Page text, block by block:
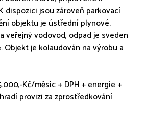
dispozici jsou zároveň parkovací
objektu je ústřední plynové.
veřejný vodovod, odpad je sveden
Objekt je kolaudován na výrobu a
Kč/měsíc + DPH + energie +
provizi za zprostředkování